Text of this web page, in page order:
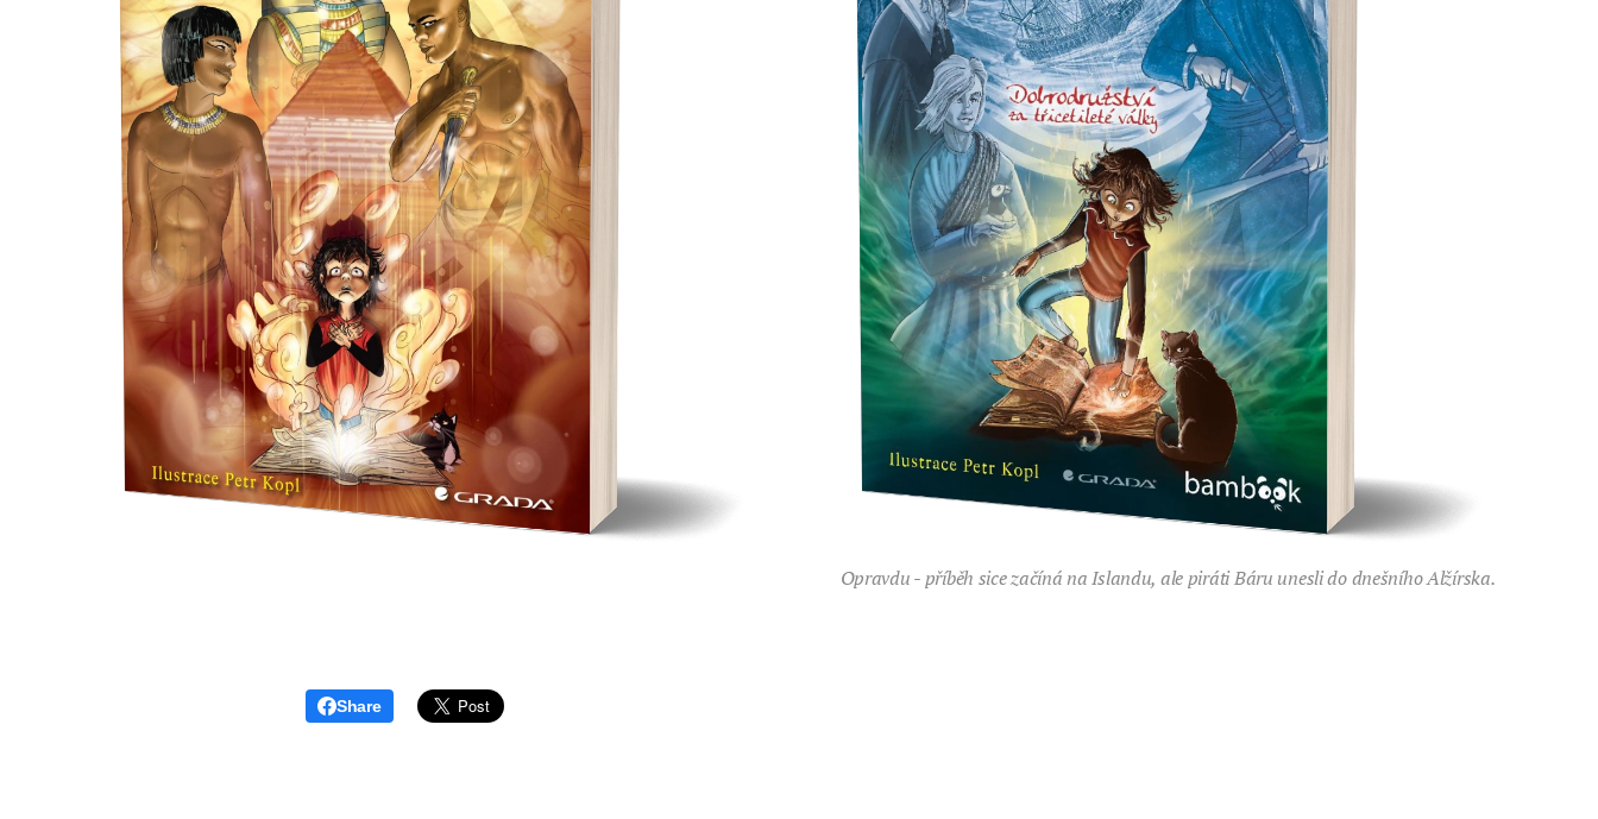
Opravdu - příběh sice začíná na Islandu, ale piráti Báru unesli do dnešního Alžírska.
Share